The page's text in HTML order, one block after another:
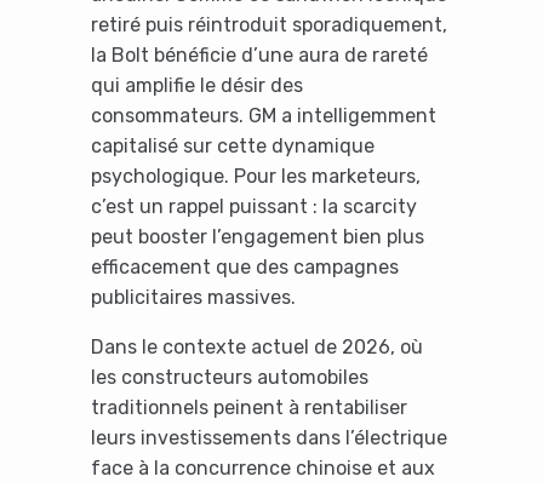
retiré puis réintroduit sporadiquement,
la Bolt bénéficie d’une aura de rareté
qui amplifie le désir des
consommateurs. GM a intelligemment
capitalisé sur cette dynamique
psychologique. Pour les marketeurs,
c’est un rappel puissant : la scarcity
peut booster l’engagement bien plus
efficacement que des campagnes
publicitaires massives.
Dans le contexte actuel de 2026, où
les constructeurs automobiles
traditionnels peinent à rentabiliser
leurs investissements dans l’électrique
face à la concurrence chinoise et aux